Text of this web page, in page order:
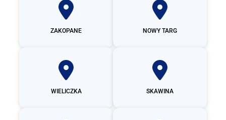
ZAKOPANE NOWY TARG
WIELICZKA SKAWINA